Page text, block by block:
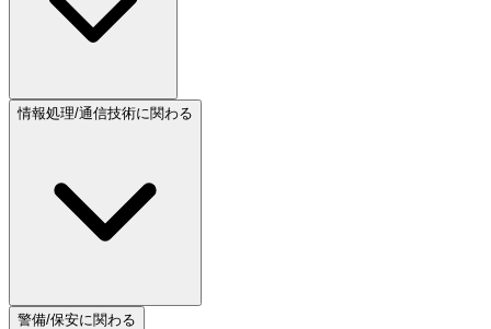
情報処理/通信技術に関わる
警備/保安に関わる